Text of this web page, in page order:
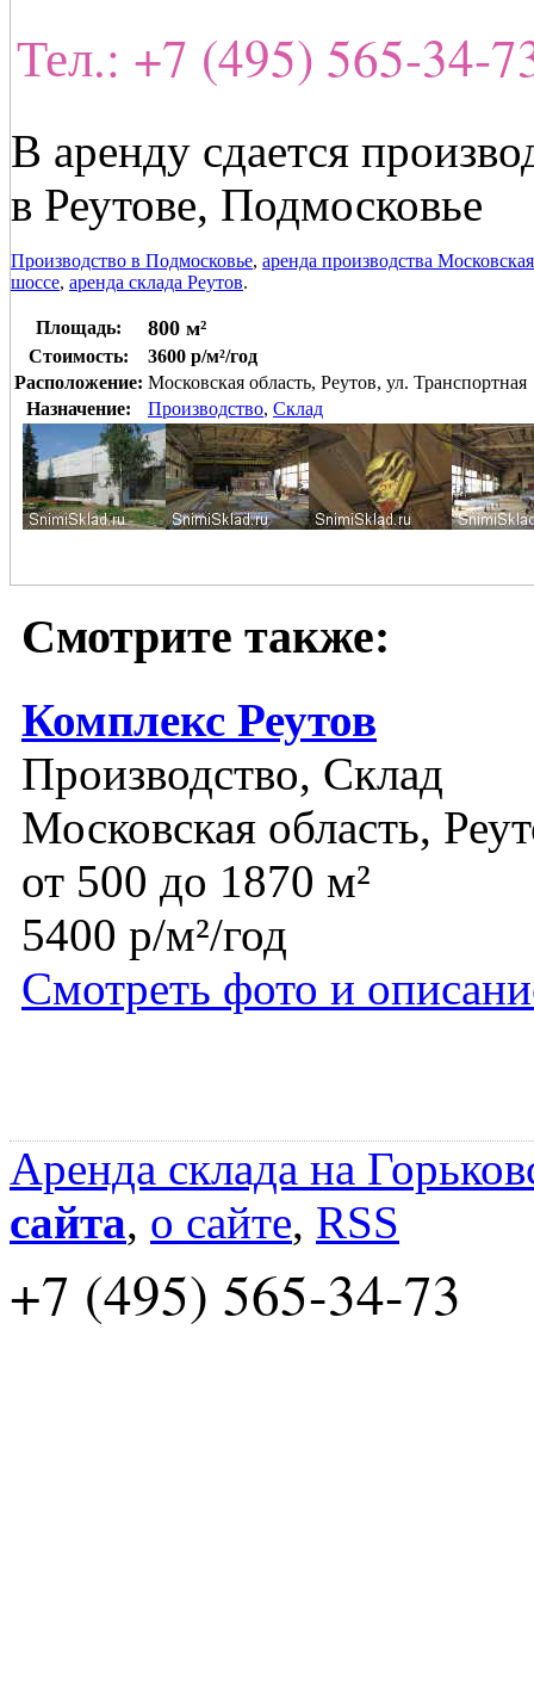
Тел.: +7 (495) 565-34-
В аренду сдается
в Реутове, Подмосковье
Производство в Подмосковье, аренда производства
шоссе, аренда склада Реутов.
Площадь: 800 м²
Стоимость:
3600 р/м²/год
Расположение: Московская область, Реутов, ул. Транспортная
Назначение:
Производство, Склад
Смотрите также:
Комплекс Реутов
Производство, Склад
Московская область,
от 500 до 1870 м²
5400 р/м²/год
Смотреть фото и
Аренда склада на
сайта, о сайте, RSS
+7 (495) 565-34-73